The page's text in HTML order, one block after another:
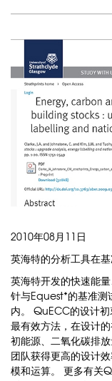
2010年08月11日
英海特的分析工具在
英海特开发的快速能
针与Equest*的基准测
内。 QuECC的设计
最有效方法，在设计
初能源、二氧化碳排
团队获得更高的设计
模和运算。 更多有关